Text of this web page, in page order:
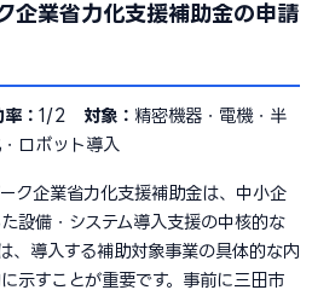
企業省力化支援補助金の申請
： 1/2 対象： 精密機器・電機・半
ロボット導入
ク企業省力化支援補助金は、中小企
設備・システム導入支援の中核的な
、導入する補助対象事業の具体的な内
示すことが重要です。事前に三田市